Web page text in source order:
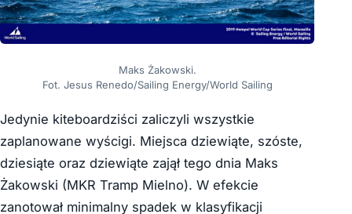
Maks Żakowski.
Fot. Jesus Renedo/Sailing Energy/World Sailing
Jedynie kiteboardziści zaliczyli wszystkie
zaplanowane wyścigi. Miejsca dziewiąte, szóste,
dziesiąte oraz dziewiąte zajął tego dnia Maks
Żakowski (MKR Tramp Mielno). W efekcie
zanotował minimalny spadek w klasyfikacji